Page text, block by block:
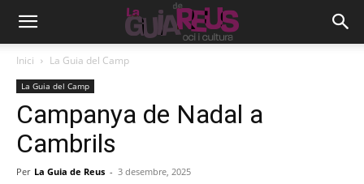
Inici La Guia del Camp
La Guia del Camp
Campanya de Nadal a
Cambrils
Per La Guia de Reus - 3 desembre, 2025